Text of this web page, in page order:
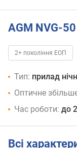
AGM NVG-
2+ покоління ЕОП
Тип: прилад
Оптичне
Час роботи: до
Всі